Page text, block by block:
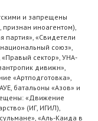
и запрещены
иноагентом),
партия», «Свидетели
союз»,
сектор», УНА-
дивижн»,
«Артподготовка»,
батальоны «Азов» и
«Движение
(ИГ, ИГИЛ),
«Аль-Каида в